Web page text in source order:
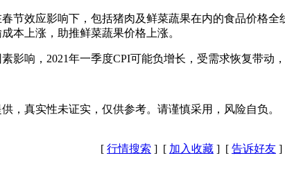
节效应影响下，包括猪肉及鲜菜蔬果在内的食品价格
本上涨，助推鲜菜蔬果价格上涨。
影响，2021年一季度CPI可能负增长，受需求恢复带动
，真实性未证实，仅供参考。请谨慎采用，风险自负。
[ 行情搜索 ] [ 加入收藏 ] [ 告诉好友 ]